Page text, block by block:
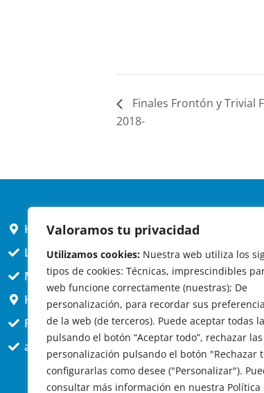
Valoramos tu privacidad
Utilizamos cookies: Nuestra web utiliza los
tipos de cookies: Técnicas, imprescindibles
web funcione correctamente (nuestras); De
personalización, para recordar sus
de la web (de terceros). Puede aceptar todas
pulsando el botón “Aceptar todo”, rechazar
personalización pulsando el botón "Rechazar
configurarlas como desee ("Personalizar").
consultar más información en nuestra Política
Finales Frontón y Trivial
2018-
HORARIO AYUNTAMIENTO
L,X,J,V 9 a 14h
MARTES cerrado atención presencial
HORARIO ARQUITECTO
Presencial jueves 12h a 14:30
att. telefónica jueves 10 a 14:30h.